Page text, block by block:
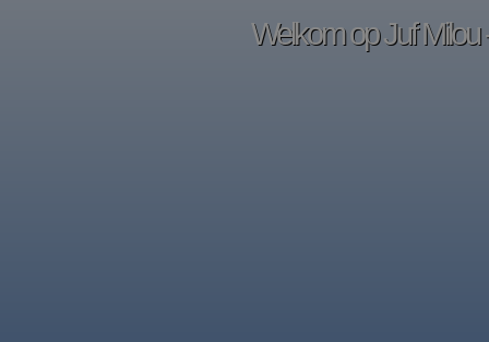
Welkom op Juf Milou